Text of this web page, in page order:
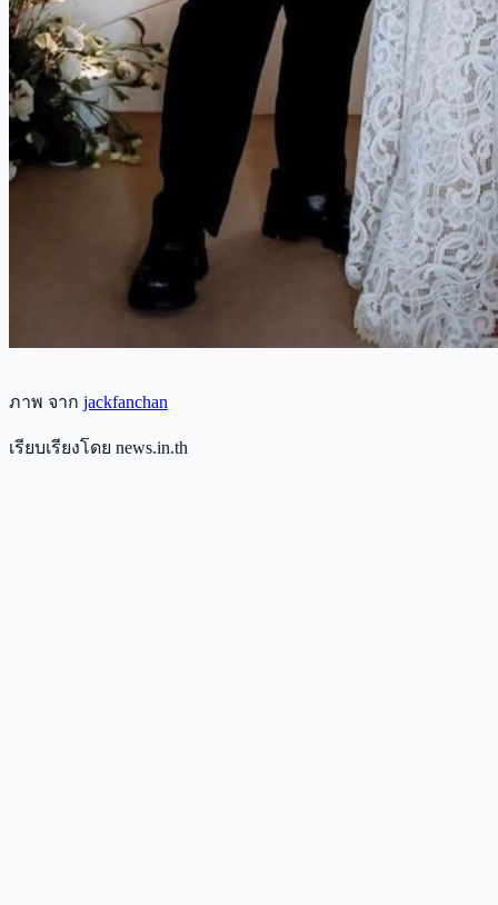
ภาพ จาก jackfanchan
เรียบเรียงโดย news.in.th